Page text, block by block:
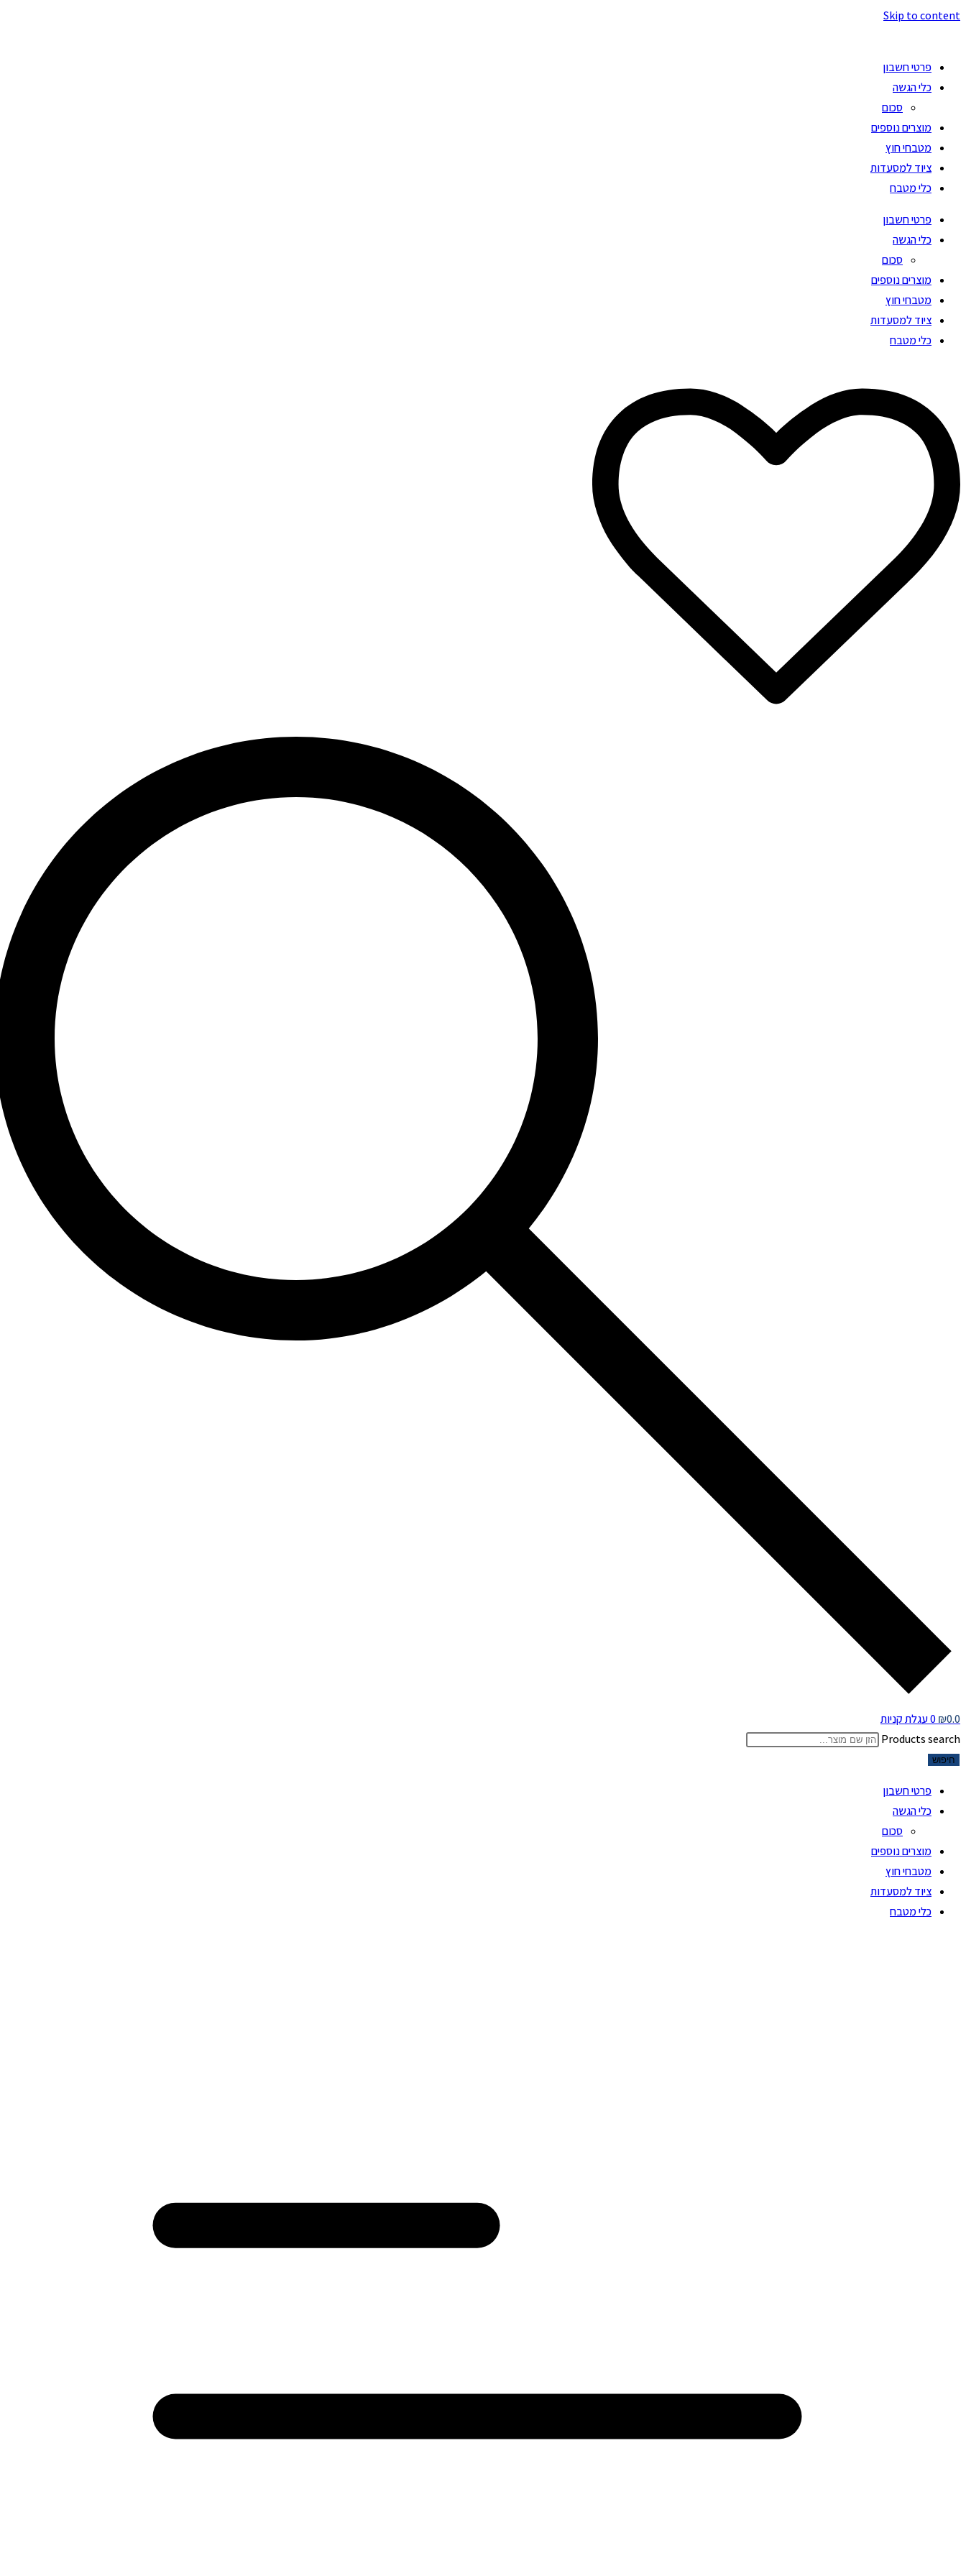
Skip to content
פרטי חשבון
כלי הגשה
סכום
מוצרים נוספים
מטבחי חוץ
ציוד למסעדות
כלי מטבח
פרטי חשבון
כלי הגשה
סכום
מוצרים נוספים
מטבחי חוץ
ציוד למסעדות
כלי מטבח
₪0.0
0עגלת קניות
Products search
חיפוש
פרטי חשבון
כלי הגשה
סכום
מוצרים נוספים
מטבחי חוץ
ציוד למסעדות
כלי מטבח